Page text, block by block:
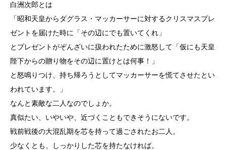
白洲次郎とは
「昭和天皇からダグラス・マッカーサーに対するクリスマスプレ
ゼントを届けた時に「その辺にでも置いてくれ」
とプレゼントがぞんざいに扱われたために激怒して「仮にも天皇
陛下からの贈り物をその辺に置けとは何事！」
と怒鳴りつけ、持ち帰ろうとしてマッカーサーを慌てさせたとい
われています。」
なんと素敵な二人なのでしょか。
真似たい、いやいや、近づくこともできそうにないです。
戦前戦後の大混乱期を芯を持って過ごされたお二人。
少なくとも、しっかりした芯を持たなければ。